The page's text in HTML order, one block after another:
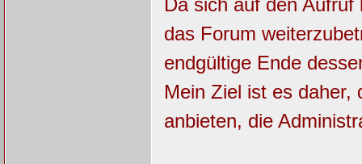
Da sich auf den
das Forum
endgültige Ende
Mein Ziel ist es daher,
anbieten, die